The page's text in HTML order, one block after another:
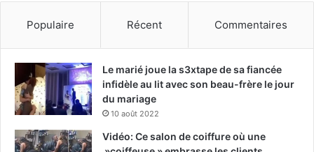
Populaire Récent Commentaires
Le marié joue la s3xtape de sa fiancée
infidèle au lit avec son beau-frère le jour
du mariage
10 août 2022
Vidéo: Ce salon de coiffure où une